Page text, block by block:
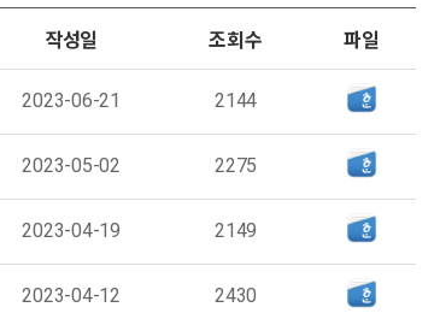
작성일 조회수 파일
2023-06-21 2144
2023-05-02 2275
2023-04-19 2149
2023-04-12 2430